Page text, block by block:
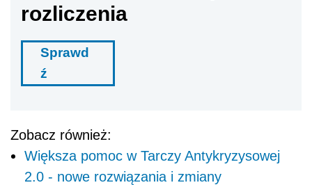
rozliczenia
Sprawd
ź
Zobacz również:
Większa pomoc w Tarczy Antykryzysowej
2.0 - nowe rozwiązania i zmiany